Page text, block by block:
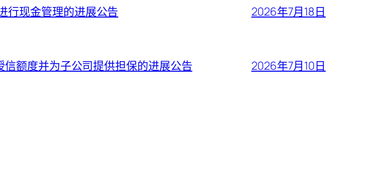
行现金管理的进展公告 2026年7月18日
额度并为子公司提供担保的进展公告 2026年7月10日